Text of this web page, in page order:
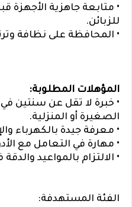
• متابعة جاهزية الأجهزة
للزبائن.
• المحافظة على نظافة
المؤهلات المطلوبة:
• خبرة لا تقل عن سنتين في
الصغيرة أو المنزلية.
• معرفة جيدة بالكهرباء
• مهارة في التعامل مع
• الالتزام بالمواعيد
الفئة المستهدفة: